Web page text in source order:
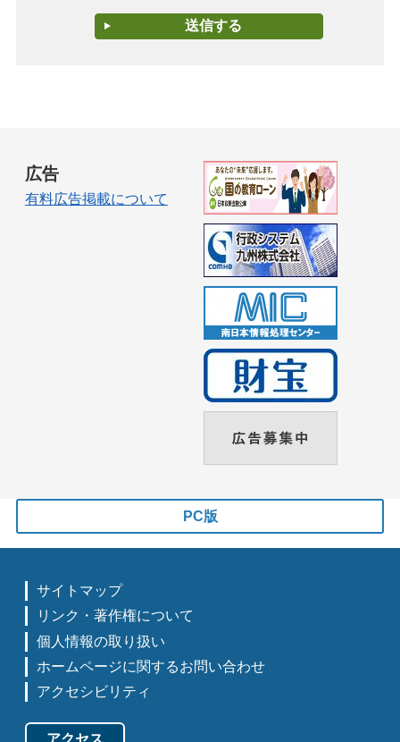
広告
有料広告掲載について
PC版
サイトマップ
リンク・著作権について
個人情報の取り扱い
ホームページに関するお問い合わせ
アクセシビリティ
アクセス